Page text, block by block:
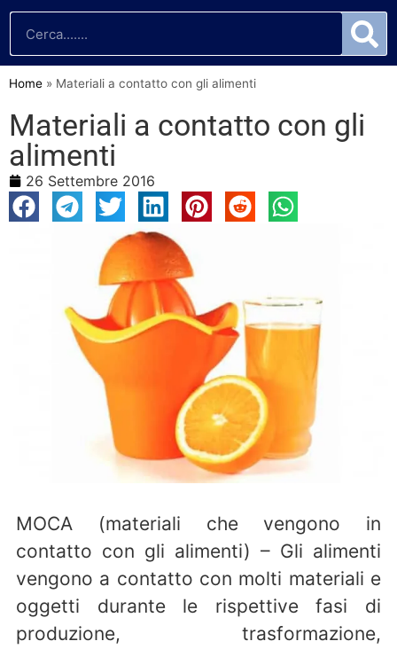
Home » Materiali a contatto con gli alimenti
Materiali a contatto con gli
alimenti
26 Settembre 2016
MOCA (materiali che vengono in
contatto con gli alimenti) – Gli alimenti
vengono a contatto con molti materiali e
oggetti durante le rispettive fasi di
produzione, trasformazione,